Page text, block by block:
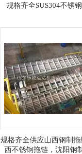
规格齐全SUS304不锈
规格齐全供应山西钢制
西不锈钢拖链，沈阳钢